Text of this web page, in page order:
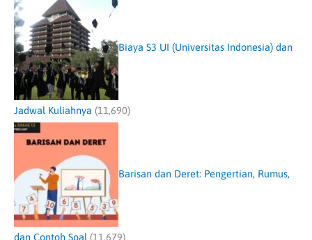
Biaya S3 UI (Universitas Indonesia) dan
Jadwal Kuliahnya (11,690)
Barisan dan Deret: Pengertian, Rumus,
dan Contoh Soal (11,679)